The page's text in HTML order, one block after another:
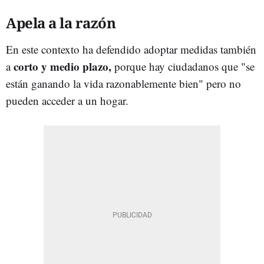
Apela a la razón
En este contexto ha defendido adoptar medidas también
acorto y medio plazo, porque hay ciudadanos que "se
están ganando la vida razonablemente bien" pero no
pueden acceder a un hogar.